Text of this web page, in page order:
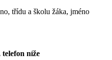
třídu a školu žáka, jméno
níže